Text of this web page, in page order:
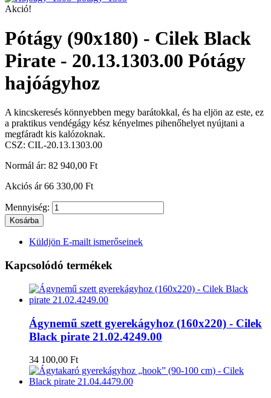
Akció!
Pótágy (90x180) - Cilek Black
Pirate - 20.13.1303.00 Pótágy
hajóágyhoz
A kincskeresés könnyebben megy barátokkal, és ha eljön az este, ez
a praktikus vendégágy kész kényelmes pihenőhelyet nyújtani a
megfáradt kis kalózoknak.
CSZ: CIL-20.13.1303.00
Normál ár: 82 940,00 Ft
Akciós ár 66 330,00 Ft
Mennyiség:
Kosárba
Küldjön E-mailt ismerőseinek
Kapcsolódó termékek
Ágynemű szett gyerekágyhoz (160x220) - Cilek
Black pirate 21.02.4249.00
34 100,00 Ft